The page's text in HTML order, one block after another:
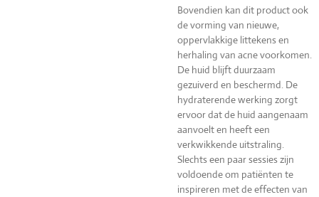
Bovendien kan dit product ook
de vorming van nieuwe,
oppervlakkige littekens en
herhaling van acne voorkomen.
De huid blijft duurzaam
gezuiverd en beschermd. De
hydraterende werking zorgt
ervoor dat de huid aangenaam
aanvoelt en heeft een
verkwikkende uitstraling.
Slechts een paar sessies zijn
voldoende om patiënten te
inspireren met de effecten van